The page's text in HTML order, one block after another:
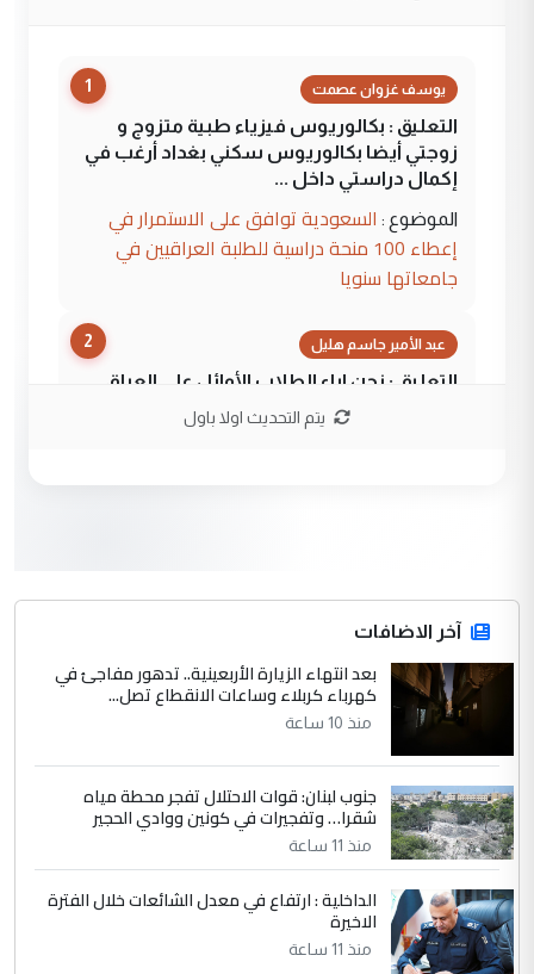
1 يوسف غزوان عصمت
التعليق : بكالوريوس فيزياء طبية متزوج و
زوجتي أيضا بكالوريوس سكني بغداد أرغب في
إكمال دراستي داخل ...
الموضوع : السعودية توافق على الاستمرار في
إعطاء 100 منحة دراسية للطلبة العراقيين في
جامعاتها سنويا
2 عبد الأمير جاسم هليل
التعليق : نحن اباء الطلاب الأوائل على العراق
نتشرف بلقاء السيد احمد الصافي في العتبات
التعليق : قرار مستعجل جدا ولامصلحة فيه
للوزاره ولا للمواطن القرار الصائب يكون بعد
الاستماع للمدير ومغرفة ...
الموضوع :
وزير الصحة يعفي مدير مستشفى الكرخ
العام في بغداد
4 سردار
التعليق : واحد من عصابة علي ماما يسقط
جنسية الرافد الثالث للعراق ومن اصول عريقة
الموضوع :
الجواهري يرد على صدام حسين سل
مضجعيك يابن الزنا (نص كامل)
يتم التحديث اولا باول
آخر الاضافات
بعد انتهاء الزيارة الأربعينية.. تدهور مفاجئ في
كهرباء كربلاء وساعات الانقطاع تصل...
منذ 10 ساعة
جنوب لبنان: قوات الاحتلال تفجر محطة مياه
شقرا… وتفجيرات في كونين ووادي الحجير
منذ 11 ساعة
الداخلية : ارتفاع في معدل الشائعات خلال الفترة
الاخيرة
منذ 11 ساعة